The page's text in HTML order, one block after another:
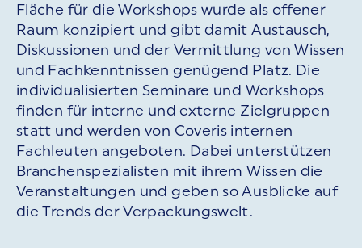
Fläche für die Workshops wurde als offener
Raum konzipiert und gibt damit Austausch,
Diskussionen und der Vermittlung von Wissen
und Fachkenntnissen genügend Platz. Die
individualisierten Seminare und Workshops
finden für interne und externe Zielgruppen
statt und werden von Coveris internen
Fachleuten angeboten. Dabei unterstützen
Branchenspezialisten mit ihrem Wissen die
Veranstaltungen und geben so Ausblicke auf
die Trends der Verpackungswelt.